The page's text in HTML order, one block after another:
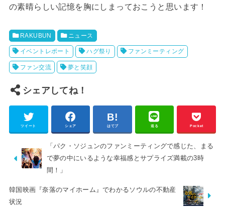
の素晴らしい記憶を胸にしまっておこうと思います！
RAKUBUN ニュース
イベントレポート ハグ祭り ファンミーティング
ファン交流 夢と笑顔
シェアしてね！
ツイート シェア はてブ 送る Pocket
「パク・ソジュンのファンミーティングで感じた、まる
で夢の中にいるような幸福感とサプライズ満載の3時
間！」
韓国映画『奈落のマイホーム』でわかるソウルの不動産
状況